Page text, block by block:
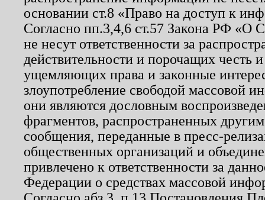
основании ст.8 «Право на доступ к
Согласно пп.3,4,6 ст.57 Закона РФ «О
не несут ответственности за
действительности и порочащих честь
ущемляющих права и законные
злоупотребление свободой массовой
они являются дословным
фрагментов, распространенных
сообщения, переданные в пресс-
общественных организаций и
привлечено к ответственности за
Федерации о средствах массовой